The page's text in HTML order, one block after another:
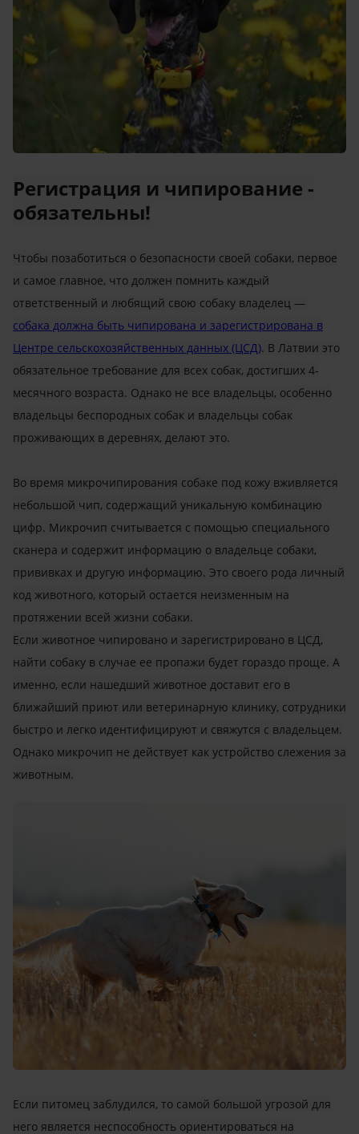
Регистрация и чипирование -
обязательны!
Чтобы позаботиться о безопасности своей собаки, первое
и самое главное, что должен помнить каждый
ответственный и любящий свою собаку владелец —
собака должна быть чипирована и зарегистрирована в
Центре сельскохозяйственных данных (ЦСД). В Латвии это
обязательное требование для всех собак, достигших 4-
месячного возраста. Однако не все владельцы, особенно
владельцы беспородных собак и владельцы собак
проживающих в деревнях, делают это.
Во время микрочипирования собаке под кожу вживляется
небольшой чип, содержащий уникальную комбинацию
цифр. Микрочип считывается с помощью специального
сканера и содержит информацию о владельце собаки,
прививках и другую информацию. Это своего рода личный
код животного, который остается неизменным на
протяжении всей жизни собаки.
Если животное чипировано и зарегистрировано в ЦСД,
найти собаку в случае ее пропажи будет гораздо проще. А
именно, если нашедший животное доставит его в
ближайший приют или ветеринарную клинику, сотрудники
быстро и легко идентифицируют и свяжутся с владельцем.
Однако микрочип не действует как устройство слежения за
животным.
Если питомец заблудился, то самой большой угрозой для
него является неспособность ориентироваться на